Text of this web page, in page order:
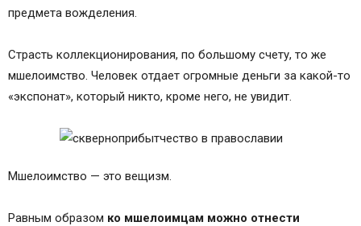
предмета вожделения.
Страсть коллекционирования, по большому счету, то же
мшелоимство. Человек отдает огромные деньги за какой-то
«экспонат», который никто, кроме него, не увидит.
Мшелоимство — это вещизм.
Равным образом ко мшелоимцам можно отнести